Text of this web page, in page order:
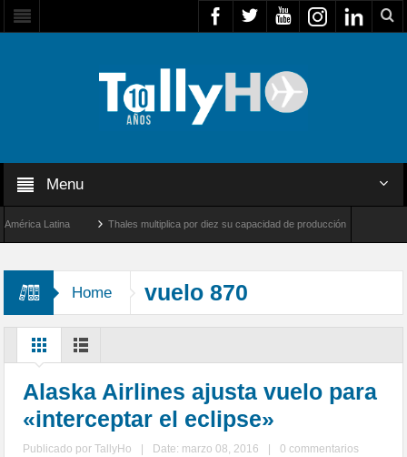
Menu
Latina Thales multiplica por diez su capacidad de producción de radares en
Home vuelo 870
Alaska Airlines ajusta vuelo para
«interceptar el eclipse»
Publicado porTallyHo Date: marzo 08, 2016
0 commentarios